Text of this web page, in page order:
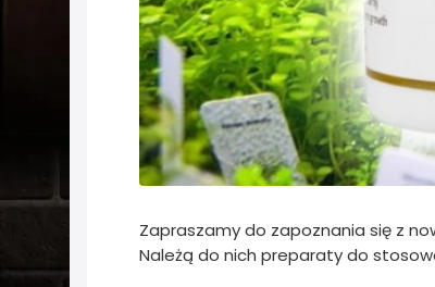
Zapraszamy do zapoznania się z
Należą do nich preparaty do